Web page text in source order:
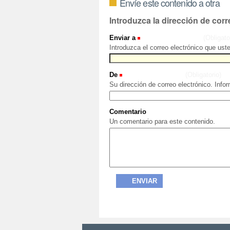
Introduzca la dirección de
Enviar a
Introduzca el correo electrónico que
De
Su dirección de correo electrónico.
Comentario
Un comentario para este contenido.